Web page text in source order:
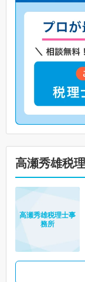
高瀬秀雄税
高瀬秀雄税理士事
務所